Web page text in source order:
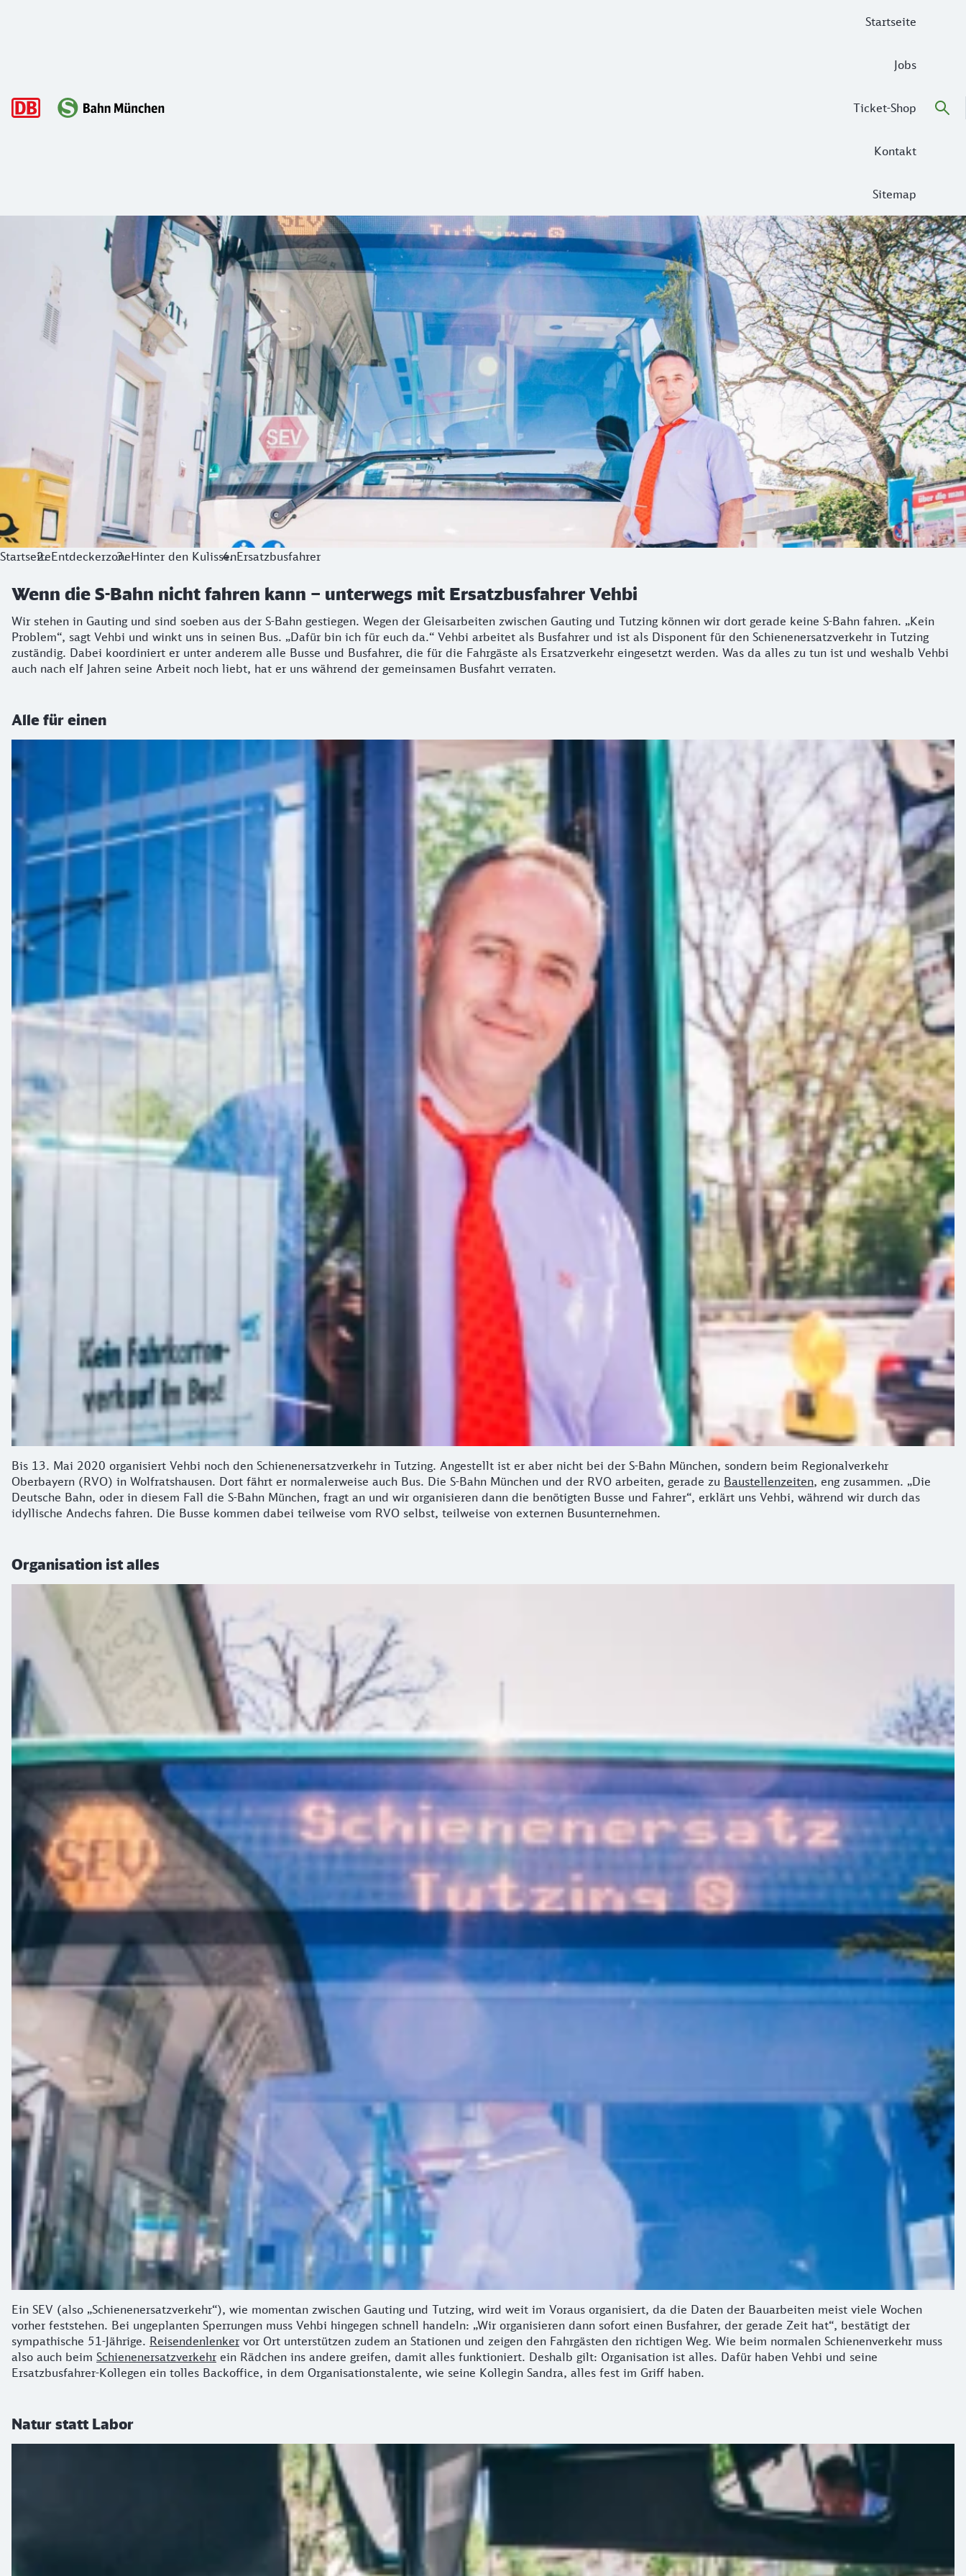
Startseite
Jobs
Ticket-Shop
Kontakt
Sitemap
Wenn die S-Bahn nicht fahren kann – unterwegs mit Ersatzbusfahrer Vehbi
Wir stehen in Gauting und sind soeben aus der S-Bahn gestiegen. Wegen der Gleisarbeiten zwischen Gauting und Tutzing können wir dort gerade keine S-Bahn fahren. „Kein
StartseiteEntdeckerzoneHinter den KulissenErsatzbusfahrer
Wenn die S-Bahn nicht fahren kann – unterwegs mit Ersatzbusfahrer Vehbi
Wir stehen in Gauting und sind soeben aus der S-Bahn gestiegen. Wegen der Gleisarbeiten zwischen Gauting und Tutzing können wir dort gerade keine S-Bahn fahren. „Kein
Problem“, sagt Vehbi und winkt uns in seinen Bus. „Dafür bin ich für euch da.“ Vehbi arbeitet als Busfahrer und ist als Disponent für den Schienenersatzverkehr in Tutzing
zuständig. Dabei koordiniert er unter anderem alle Busse und Busfahrer, die für die Fahrgäste als Ersatzverkehr eingesetzt werden. Was da alles zu tun ist und weshalb Vehbi
auch nach elf Jahren seine Arbeit noch liebt, hat er uns während der gemeinsamen Busfahrt verraten.
Alle für einen
Bis 13. Mai 2020 organisiert Vehbi noch den Schienenersatzverkehr in Tutzing. Angestellt ist er aber nicht bei der S-Bahn München, sondern beim Regionalverkehr
Oberbayern (RVO) in Wolfratshausen. Dort fährt er normalerweise auch Bus. Die S-Bahn München und der RVO arbeiten, gerade zu Baustellenzeiten, eng zusammen. „Die
Deutsche Bahn, oder in diesem Fall die S-Bahn München, fragt an und wir organisieren dann die benötigten Busse und Fahrer“, erklärt uns Vehbi, während wir durch das
idyllische Andechs fahren. Die Busse kommen dabei teilweise vom RVO selbst, teilweise von externen Busunternehmen.
Organisation ist alles
Ein SEV (also „Schienenersatzverkehr“), wie momentan zwischen Gauting und Tutzing, wird weit im Voraus organisiert, da die Daten der Bauarbeiten meist viele Wochen
vorher feststehen. Bei ungeplanten Sperrungen muss Vehbi hingegen schnell handeln: „Wir organisieren dann sofort einen Busfahrer, der gerade Zeit hat“, bestätigt der
sympathische 51-Jährige. Reisendenlenker vor Ort unterstützen zudem an Stationen und zeigen den Fahrgästen den richtigen Weg. Wie beim normalen Schienenverkehr muss
also auch beim Schienenersatzverkehr ein Rädchen ins andere greifen, damit alles funktioniert. Deshalb gilt: Organisation ist alles. Dafür haben Vehbi und seine
Ersatzbusfahrer-Kollegen ein tolles Backoffice, in dem Organisationstalente, wie seine Kollegin Sandra, alles fest im Griff haben.
Natur statt Labor